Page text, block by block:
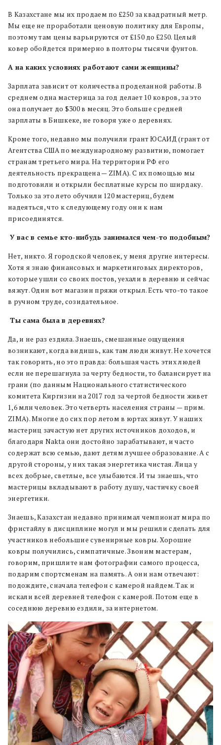
В Казахстане мы их продаем по £250 за квадратный метр.
Мы еще не проработали ценовую политику для Европы,
поэтому там цены варьируются от £150 до £250. Целый
ковер обойдется примерно в полторы тысячи фунтов.
А на каких условиях работают сами женщины?
Зарплата зависит от количества проделанной работы. В
среднем одна мастерица за год делает 10 ковров, за это
она получает до $300 в месяц. Это больше средней
зарплаты в Бишкеке, не говоря уже о деревнях.
Кроме того, недавно мы получили грант ЮСАИД (грант от
Агентства США по международному развитию, помогает
странам третьего мира. На территории РФ его
деятельность прекращена — ZIMA). С их помощью мы
подготовили и открыли бесплатные курсы по ширдаку.
Только за это лето обучили 120 мастериц, будем
надеяться, что к следующему году они к нам
присоединятся.
У вас в семье кто-нибудь занимался чем-то подобным?
Нет, никто. Я городской человек, у меня другие интересы.
Хотя я знаю финансовых и маркетинговых директоров,
которые ушли со своих постов, уехали в деревню и сейчас
вяжут. Один вот магазин пряжи открыл. Есть что-то такое
в ручном труде, созидательное.
Ты сама была в деревнях?
Да, и не раз ездила. Знаешь, смешанные ощущения
возникают, когда видишь, как там люди живут. Не хочется
так говорить, но это правда: большая часть этих людей
если не перешагнула за черту бедности, то балансирует на
грани (по данным Национального статистического
комитета Киргизии на 2017 год за чертой бедности живет
1,6 млн человек. Это четверть населения страны — прим.
ZIMA). Многие до сих пор летом в юртах живут. У наших
мастериц зачастую нет других источников доходов, и
благодаря Nakta они достойно зарабатывают, и часто
содержат всю семью, дают детям лучшее образование. А с
другой стороны, у них такая энергетика чистая. Лица у
всех добрые, светлые, все улыбаются. И ты знаешь, что
мастерицы вкладывают в работу душу, частичку своей
энергетики.
Знаешь, Казахстан недавно принимал чемпионат мира по
фристайлу в дисциплине могул и мы решили сделать для
участников небольшие сувенирные ковры. Хорошие
ковры получились, симпатичные. Звоним мастерам,
говорим, пришлите нам фотографии самого процесса,
подарим спортсменам на память. А они нам отвечают:
подождите, сначала телефон с камерой найдем. Так и
искали всей деревней телефон с камерой. Потом еще в
соседнюю деревню ездили, за интернетом.